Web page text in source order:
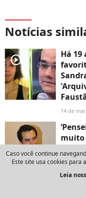
Notícias
player2
Há 19
14 de
muito
14 de
Caso você continue
Este site usa cookies para
Leia